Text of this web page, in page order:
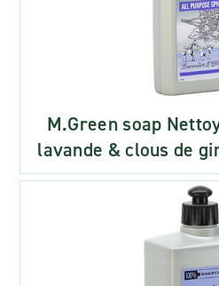
M.Green soap
lavande & clous de